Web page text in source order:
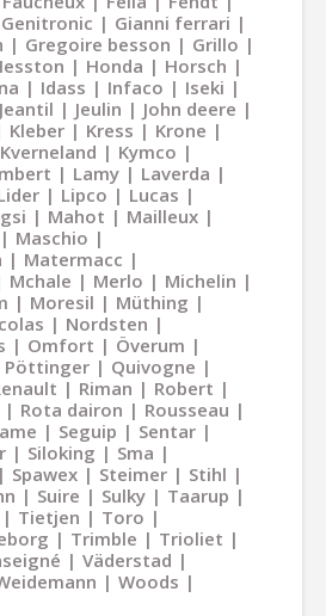
Genitronic
Gianni ferrari
Gregoire besson
Grillo
Honda
Horsch
Idass Infaco
Iseki
Jeantil Jeulin
John deere
Kleber Kress
Krone
Kverneland
Kymco
Lamy
Laverda
Lipco
Lucas
Mahot
Mailleux
Maschio
Matermacc
Mchale Merlo
Michelin
Moresil
Müthing
Nordsten
Omfort
Överum
Pöttinger
Quivogne
Riman
Robert
Rota dairon
Rousseau
Seguip
Sentar
Siloking
Sma
Spawex Steimer
Stihl
Suire Sulky
Taarup
Tietjen
Toro
Trimble
Trioliet
Väderstad
Woods